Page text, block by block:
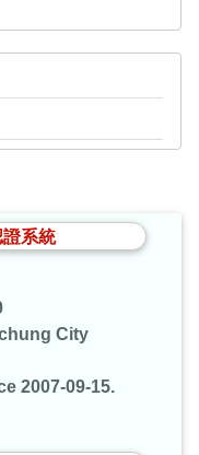
系統
City
2007-09-15.